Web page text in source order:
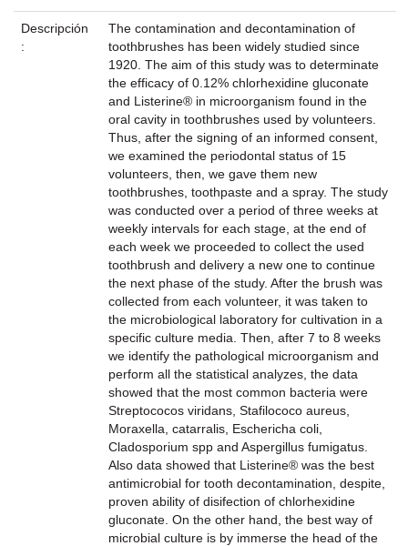
Descripción
:
The contamination and decontamination of
toothbrushes has been widely studied since
1920. The aim of this study was to determinate
the efficacy of 0.12% chlorhexidine gluconate
and Listerine® in microorganism found in the
oral cavity in toothbrushes used by volunteers.
Thus, after the signing of an informed consent,
we examined the periodontal status of 15
volunteers, then, we gave them new
toothbrushes, toothpaste and a spray. The study
was conducted over a period of three weeks at
weekly intervals for each stage, at the end of
each week we proceeded to collect the used
toothbrush and delivery a new one to continue
the next phase of the study. After the brush was
collected from each volunteer, it was taken to
the microbiological laboratory for cultivation in a
specific culture media. Then, after 7 to 8 weeks
we identify the pathological microorganism and
perform all the statistical analyzes, the data
showed that the most common bacteria were
Streptococos viridans, Stafilococo aureus,
Moraxella, catarralis, Eschericha coli,
Cladosporium spp and Aspergillus fumigatus.
Also data showed that Listerine® was the best
antimicrobial for tooth decontamination, despite,
proven ability of disifection of chlorhexidine
gluconate. On the other hand, the best way of
microbial culture is by immerse the head of the